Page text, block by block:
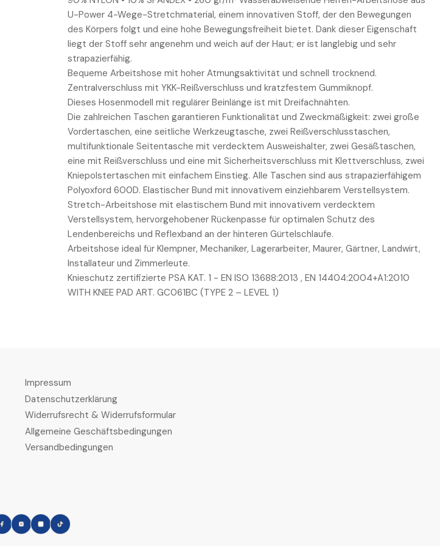
U-Power 4-Wege-Stretchmaterial, einem innovativen Stoff, der den Bewegungen
des Körpers folgt und eine hohe Bewegungsfreiheit bietet. Dank dieser Eigenschaft
liegt der Stoff sehr angenehm und weich auf der Haut; er ist langlebig und sehr
strapazierfähig.
Bequeme Arbeitshose mit hoher Atmungsaktivität und schnell trocknend.
Zentralverschluss mit YKK-Reißverschluss und kratzfestem Gummiknopf.
Dieses Hosenmodell mit regulärer Beinlänge ist mit Dreifachnähten.
Die zahlreichen Taschen garantieren Funktionalität und Zweckmäßigkeit: zwei große
Vordertaschen, eine seitliche Werkzeugtasche, zwei Reißverschlusstaschen,
multifunktionale Seitentasche mit verdecktem Ausweishalter, zwei Gesäßtaschen,
eine mit Reißverschluss und eine mit Sicherheitsverschluss mit Klettverschluss, zwei
Kniepolstertaschen mit einfachem Einstieg. Alle Taschen sind aus strapazierfähigem
Polyoxford 600D. Elastischer Bund mit innovativem einziehbarem Verstellsystem.
Stretch-Arbeitshose mit elastischem Bund mit innovativem verdecktem
Verstellsystem, hervorgehobener Rückenpasse für optimalen Schutz des
Lendenbereichs und Reflexband an der hinteren Gürtelschlaufe.
Arbeitshose ideal für Klempner, Mechaniker, Lagerarbeiter, Maurer, Gärtner, Landwirt,
Installateur und Zimmerleute.
Knieschutz zertifizierte PSA KAT. 1 - EN ISO 13688:2013 , EN 14404:2004+A1:2010
WITH KNEE PAD ART. GC061BC (TYPE 2 – LEVEL 1)
Impressum
Datenschutzerklärung
Widerrufsrecht & Widerrufsformular
Allgemeine Geschäftsbedingungen
Versandbedingungen
FacebookInstagram
LinkedInTikTok